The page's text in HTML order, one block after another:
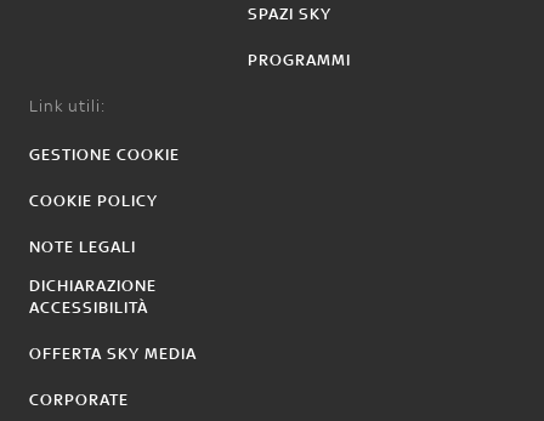
SPAZI SKY
PROGRAMMI
Link utili:
GESTIONE COOKIE
COOKIE POLICY
NOTE LEGALI
DICHIARAZIONE
ACCESSIBILITÀ
OFFERTA SKY MEDIA
CORPORATE